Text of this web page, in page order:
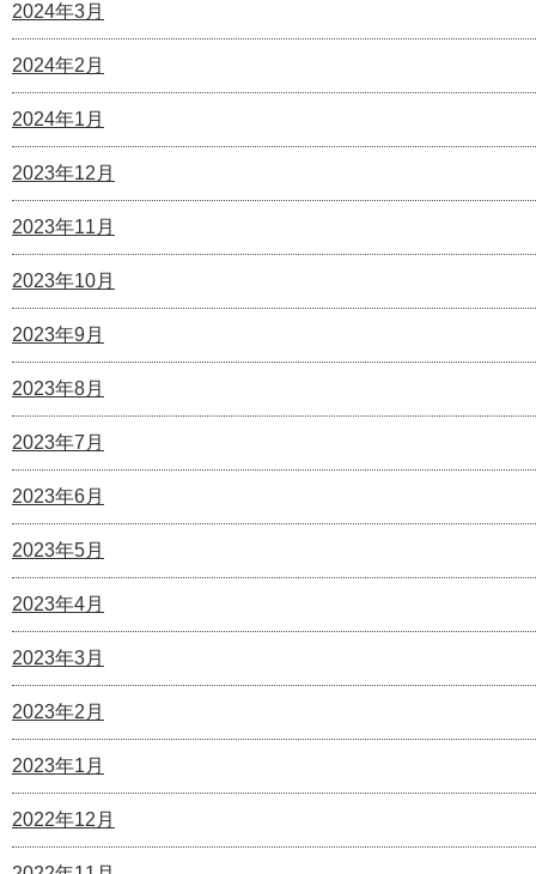
2024年3月
2024年2月
2024年1月
2023年12月
2023年11月
2023年10月
2023年9月
2023年8月
2023年7月
2023年6月
2023年5月
2023年4月
2023年3月
2023年2月
2023年1月
2022年12月